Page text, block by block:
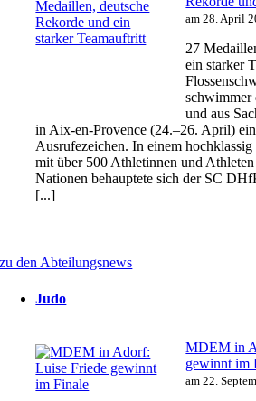
am 28. April
27
ein starker
und aus
in Aix-en-Provence (24.–26. April)
Ausrufezeichen. In einem
mit über 500 Athletinnen und
Nationen behauptete sich der SC
[...]
zu den Abteilungsnews
Judo
MDEM in
gewinnt im
am 22.